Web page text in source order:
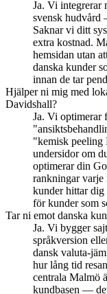
Ja. Vi integrerar
svensk hudvård
Saknar vi ditt
extra kostnad.
hemsidan utan
danska kunder
innan de tar
Hjälper ni mig med
Davidshall?
Ja. Vi optimerar
"kemisk peeling
undersidor om
optimerar din
rankningar
kunder hittar dig
för kunder som
Tar ni emot danska
Ja. Vi bygger
språkversion
dansk valuta-
hur lång tid
centrala Malmö
kundbasen —